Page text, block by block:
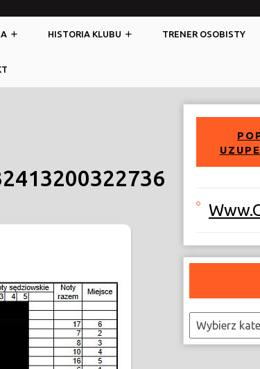
HISTORIA KLUBU TRENER OSOBISTY
Kategorie